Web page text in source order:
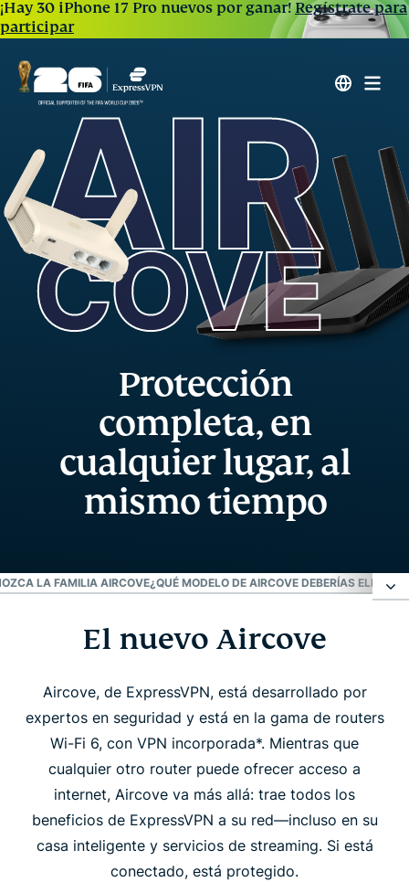
¡Hay 30 iPhone 17 Pro nuevos por ganar!Regístrate para
participar
Protección
completa, en
cualquier lugar, al
mismo tiempo
LA FAMILIA AIRCOVE¿QUÉ MODELO DE AIRCOVE DEBERÍAS ELEGIR?
El nuevo Aircove
Aircove es una experiencia diferente
Conozca la familia Aircove
¿Qué modelo de Aircove deberías elegir?
A la gente le encanta Aircove
El nuevo Aircove
Aircove, de ExpressVPN, está desarrollado por
expertos en seguridad y está en la gama de routers
Wi-Fi 6, con VPN incorporada*. Mientras que
cualquier otro router puede ofrecer acceso a
internet, Aircove va más allá: trae todos los
beneficios de ExpressVPN a su red—incluso en su
casa inteligente y servicios de streaming. Si está
conectado, está protegido.